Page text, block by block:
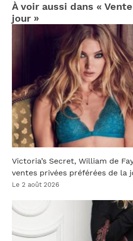
À voir aussi dans «
jour »
Victoria’s Secret, William de
ventes privées préférées de la
Le 2 août 2026